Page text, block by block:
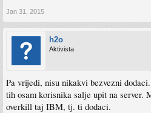
Jan 31, 2015
h2o
Aktivista
Pa vrijedi, nisu nikakvi bezvezni
tih osam korisnika salje upit na server.
overkill taj IBM, tj. ti dodaci.